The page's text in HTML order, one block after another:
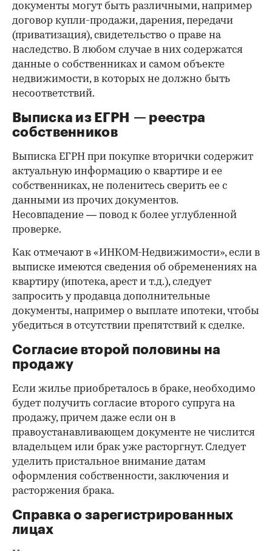
документы могут быть различными, например
договор купли-продажи, дарения, передачи
(приватизация), свидетельство о праве на
наследство. В любом случае в них содержатся
данные о собственниках и самом объекте
недвижимости, в которых не должно быть
несоответствий.
Выписка из ЕГРН — реестра
собственников
Выписка ЕГРН при покупке вторички содержит
актуальную информацию о квартире и ее
собственниках, не поленитесь сверить ее с
данными из прочих документов.
Несовпадение — повод к более углубленной
проверке.
Как отмечают в «ИНКОМ-Недвижимости», если в
выписке имеются сведения об обременениях на
квартиру (ипотека, арест и т.д.), следует
запросить у продавца дополнительные
документы, например о выплате ипотеки, чтобы
убедиться в отсутствии препятствий к сделке.
Согласие второй половины на
продажу
Если жилье приобреталось в браке, необходимо
будет получить согласие второго супруга на
продажу, причем даже если он в
правоустанавливающем документе не числится
владельцем или брак уже расторгнут. Следует
уделить пристальное внимание датам
оформления собственности, заключения и
расторжения брака.
Справка о зарегистрированных
лицах